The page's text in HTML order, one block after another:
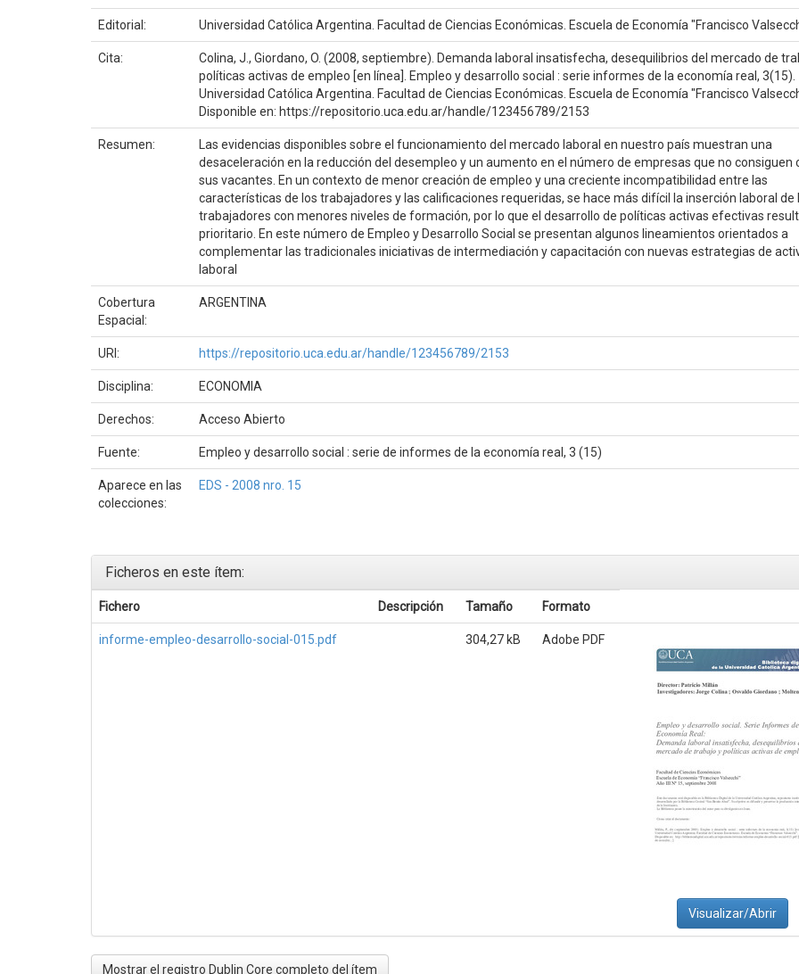
Editorial: Universidad Católica Argentina. Facultad de Ciencias Económicas. Escuela de Economía "Francisco
Cita:
Colina, J., Giordano, O. (2008, septiembre). Demanda laboral insatisfecha, desequilibrios del mercado de
políticas activas de empleo [en línea]. Empleo y desarrollo social : serie informes de la economía real, 3(15).
Universidad Católica Argentina. Facultad de Ciencias Económicas. Escuela de Economía "Francisco
Disponible en: https://repositorio.uca.edu.ar/handle/123456789/2153
Resumen:
Las evidencias disponibles sobre el funcionamiento del mercado laboral en nuestro país muestran una
desaceleración en la reducción del desempleo y un aumento en el número de empresas que no consiguen
sus vacantes. En un contexto de menor creación de empleo y una creciente incompatibilidad entre las
características de los trabajadores y las calificaciones requeridas, se hace más difícil la inserción laboral de
trabajadores con menores niveles de formación, por lo que el desarrollo de políticas activas efectivas
prioritario. En este número de Empleo y Desarrollo Social se presentan algunos lineamientos orientados a
complementar las tradicionales iniciativas de intermediación y capacitación con nuevas estrategias de
laboral
Cobertura
Espacial:
ARGENTINA
URI: https://repositorio.uca.edu.ar/handle/123456789/2153
Disciplina: ECONOMIA
Derechos: Acceso Abierto
Fuente: Empleo y desarrollo social : serie de informes de la economía real, 3 (15)
Aparece en las
colecciones:
EDS - 2008 nro. 15
Ficheros en este ítem:
Fichero Descripción Tamaño Formato
informe-empleo-desarrollo-social-015.pdf 304,27 kB Adobe PDF
Visualizar/Abrir
Mostrar el registro Dublin Core completo del ítem